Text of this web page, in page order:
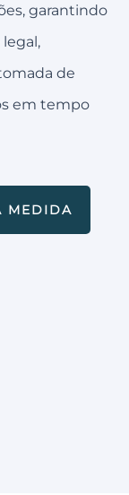
garantindo
de
em tempo
MEDIDA